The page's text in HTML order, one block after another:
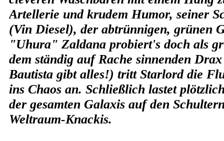
Artellerie und krudem Humor, seiner
(Vin Diesel), der abtrünnigen, grünen
"Uhura" Zaldana probiert's doch als
dem ständig auf Rache sinnenden
Bautista gibt alles!) tritt Starlord die
ins Chaos an. Schließlich lastet
der gesamten Galaxis auf den
Weltraum-Knackis.